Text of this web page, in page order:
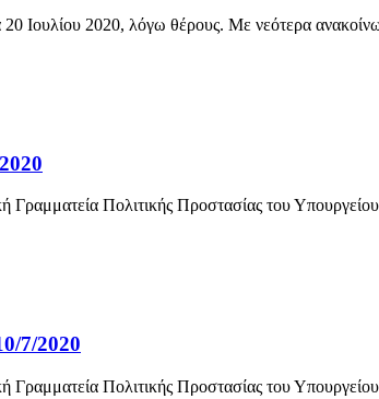
20 Ιουλίου 2020, λόγω θέρους. Με νεότερα
Πολιτικής Προστασίας του
2020
Πολιτικής Προστασίας του